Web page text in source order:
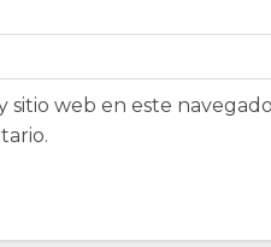
web en este